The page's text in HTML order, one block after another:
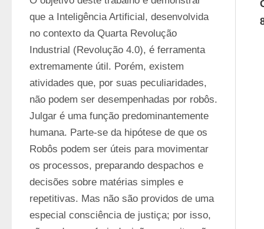
que a Inteligência Artificial, desenvolvida
no contexto da Quarta Revolução
Industrial (Revolução 4.0), é ferramenta
extremamente útil. Porém, existem
atividades que, por suas peculiaridades,
não podem ser desempenhadas por robôs.
Julgar é uma função predominantemente
humana. Parte-se da hipótese de que os
Robôs podem ser úteis para movimentar
os processos, preparando despachos e
decisões sobre matérias simples e
repetitivas. Mas não são providos de uma
especial consciência de justiça; por isso,